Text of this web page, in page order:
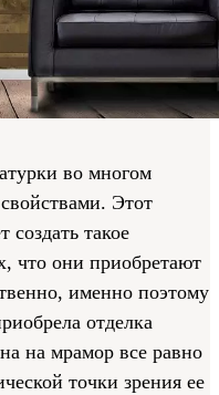
во многом
Этот
создать такое
что они приобретают
именно поэтому
отделка
на мрамор все равно
точки зрения ее